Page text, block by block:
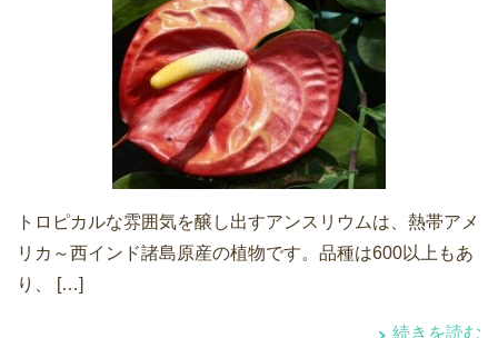
トロピカルな雰囲気を醸し出すアンスリウムは、熱帯アメ
リカ～西インド諸島原産の植物です。品種は600以上もあ
り、 […]
続きを読む